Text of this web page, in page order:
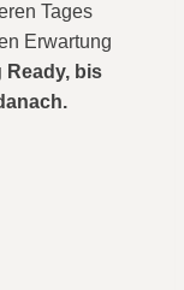
Tages
Erwartung
Ready, bis